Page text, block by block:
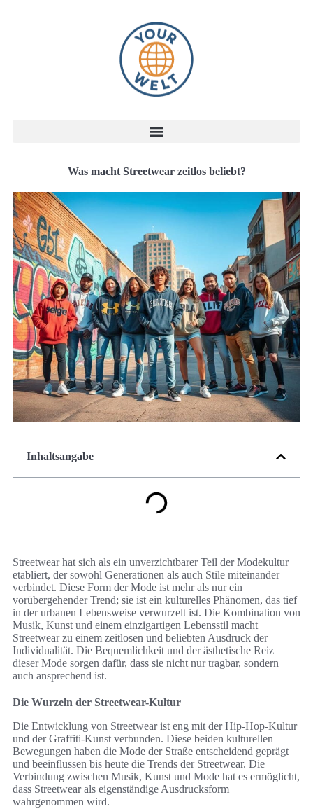
Was macht Streetwear zeitlos beliebt?
Inhaltsangabe
Streetwear hat sich als ein unverzichtbarer Teil der Modekultur
etabliert, der sowohl Generationen als auch Stile miteinander
verbindet. Diese Form der Mode ist mehr als nur ein
vorübergehender Trend; sie ist ein kulturelles Phänomen, das tief
in der urbanen Lebensweise verwurzelt ist. Die Kombination von
Musik, Kunst und einem einzigartigen Lebensstil macht
Streetwear zu einem zeitlosen und beliebten Ausdruck der
Individualität. Die Bequemlichkeit und der ästhetische Reiz
dieser Mode sorgen dafür, dass sie nicht nur tragbar, sondern
auch ansprechend ist.
Die Wurzeln der Streetwear-Kultur
Die Entwicklung von Streetwear ist eng mit der Hip-Hop-Kultur
und der Graffiti-Kunst verbunden. Diese beiden kulturellen
Bewegungen haben die Mode der Straße entscheidend geprägt
und beeinflussen bis heute die Trends der Streetwear. Die
Verbindung zwischen Musik, Kunst und Mode hat es ermöglicht,
dass Streetwear als eigenständige Ausdrucksform
wahrgenommen wird.